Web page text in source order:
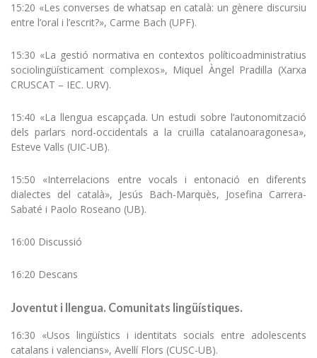
15:20 «Les converses de whatsap en català: un gènere discursiu
entre l’oral i l’escrit?», Carme Bach (UPF).
15:30 «La gestió normativa en contextos políticoadministratius
sociolingüísticament complexos», Miquel Àngel Pradilla (Xarxa
CRUSCAT – IEC. URV).
15:40 «La llengua escapçada. Un estudi sobre l’autonomització
dels parlars nord-occidentals a la cruïlla catalanoaragonesa»,
Esteve Valls (UIC-UB).
15:50 «Interrelacions entre vocals i entonació en diferents
dialectes del català», Jesús Bach-Marquès, Josefina Carrera-
Sabaté i Paolo Roseano (UB).
16:00 Discussió
16:20 Descans
Joventut i llengua. Comunitats lingüístiques.
16:30 «Usos lingüístics i identitats socials entre adolescents
catalans i valencians», Avel·lí Flors (CUSC-UB).